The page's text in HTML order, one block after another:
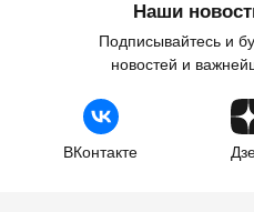
Наши
Подписывайтесь и
новостей и
ВКонтакте